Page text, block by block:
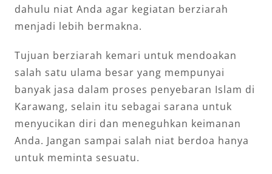
dahulu niat Anda agar kegiatan berziarah
menjadi lebih bermakna.
Tujuan berziarah kemari untuk mendoakan
salah satu ulama besar yang mempunyai
banyak jasa dalam proses penyebaran Islam di
Karawang, selain itu sebagai sarana untuk
menyucikan diri dan meneguhkan keimanan
Anda. Jangan sampai salah niat berdoa hanya
untuk meminta sesuatu.